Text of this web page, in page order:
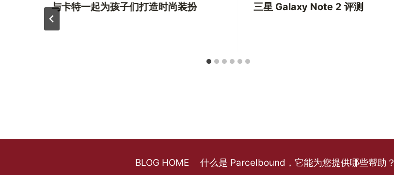
与卡特一起为孩子们打造时尚装扮 三星 Galaxy Note 2 评测
BLOG HOME 什么是 Parcelbound，它能为您提供哪些帮助？